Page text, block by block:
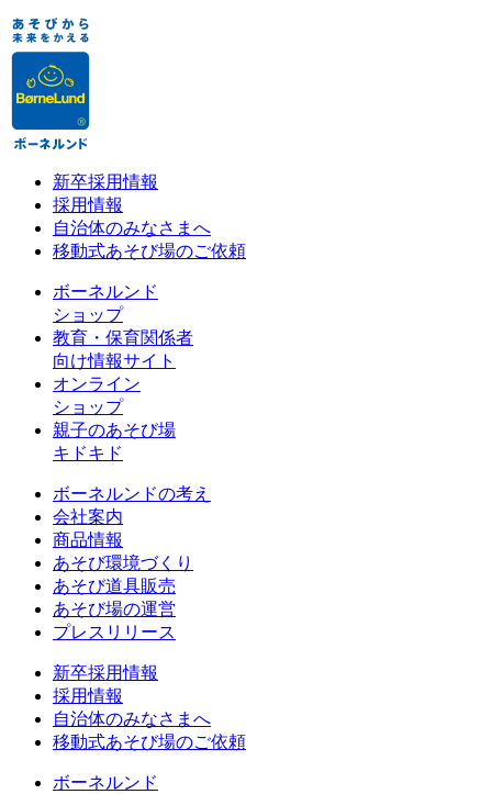
新卒採用情報
採用情報
自治体のみなさまへ
移動式あそび場のご依頼
ボーネルンド
ショップ
教育・保育関係者
向け情報サイト
オンライン
ショップ
親子のあそび場
キドキド
ボーネルンドの考え
会社案内
商品情報
あそび環境づくり
あそび道具販売
あそび場の運営
プレスリリース
新卒採用情報
採用情報
自治体のみなさまへ
移動式あそび場のご依頼
ボーネルンド